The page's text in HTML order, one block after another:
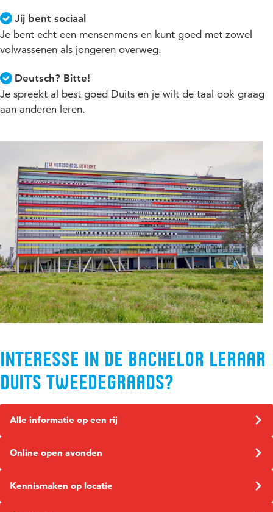
Jij bent sociaal
Je bent echt een mensenmens en kunt goed met zowel
volwassenen als jongeren overweg.
Deutsch? Bitte!
Je spreekt al best goed Duits en je wilt de taal ook graag
aan anderen leren.
Interesse in de bachelor Leraar
Duits tweedegraads?
Alle informatie op een rij
Online open avonden
Kennismaken op locatie